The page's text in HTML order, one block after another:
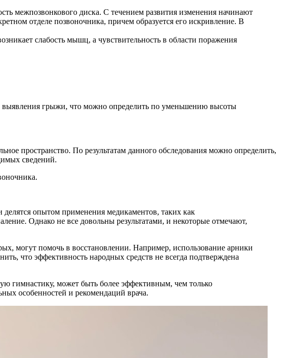
межпозвонкового диска. С течением развития изменения начинают
отделе позвоночника, причем образуется его искривление. В
слабость мышц, а чувствительность в области поражения
выявления грыжи, что можно определить по уменьшению высоты
пространство. По результатам данного обследования можно определить,
сведений.
опытом применения медикаментов, таких как
Однако не все довольны результатами, и некоторые отмечают,
могут помочь в восстановлении. Например, использование арники
что эффективность народных средств не всегда подтверждена
гимнастику, может быть более эффективным, чем только
особенностей и рекомендаций врача.